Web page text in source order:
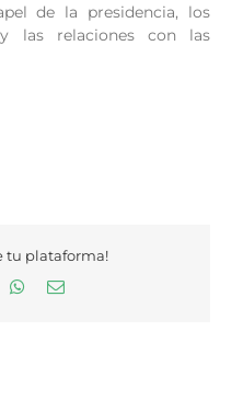
de la presidencia, los
las relaciones con las
tu plataforma!
WhatsApp
Correo